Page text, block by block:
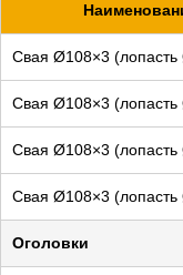
Свая Ø108×3
Свая Ø108×3
Свая Ø108×3
Свая Ø108×3
Оголовки